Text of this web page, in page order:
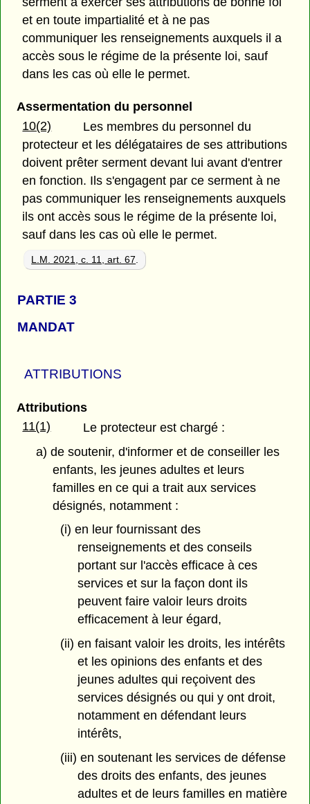
et en toute impartialité et à ne pas
communiquer les renseignements auxquels il a
accès sous le régime de la présente loi, sauf
dans les cas où elle le permet.
Assermentation du personnel
10(2)
Les membres du personnel du
protecteur et les délégataires de ses attributions
doivent prêter serment devant lui avant d'entrer
en fonction. Ils s'engagent par ce serment à ne
pas communiquer les renseignements auxquels
ils ont accès sous le régime de la présente loi,
sauf dans les cas où elle le permet.
L.M. 2021, c. 11, art. 67
PARTIE 3
MANDAT
ATTRIBUTIONS
Attributions
11(1)
Le protecteur est chargé :
a) de soutenir, d'informer et de conseiller les
enfants, les jeunes adultes et leurs
familles en ce qui a trait aux services
désignés, notamment :
(i) en leur fournissant des
renseignements et des conseils
portant sur l'accès efficace à ces
services et sur la façon dont ils
peuvent faire valoir leurs droits
efficacement à leur égard,
(ii) en faisant valoir les droits, les intérêts
et les opinions des enfants et des
jeunes adultes qui reçoivent des
services désignés ou qui y ont droit,
notamment en défendant leurs
intérêts,
(iii) en soutenant les services de défense
des droits des enfants, des jeunes
adultes et de leurs familles en matière